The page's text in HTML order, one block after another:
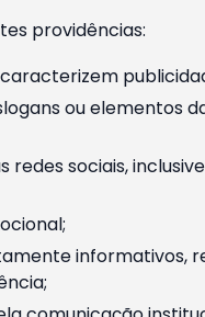
providências:
ou elementos
sociais,
informativos,